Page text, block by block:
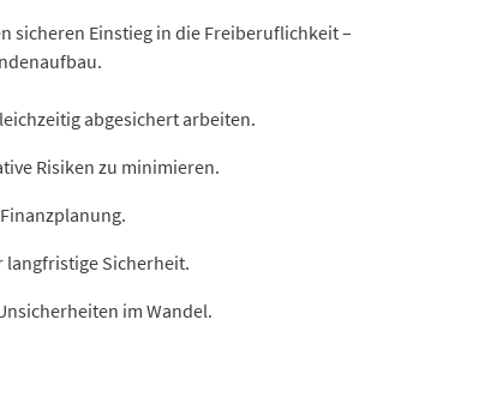
sicheren Einstieg in die Freiberuflichkeit –
abgesichert arbeiten.
Risiken zu minimieren.
langfristige Sicherheit.
im Wandel.